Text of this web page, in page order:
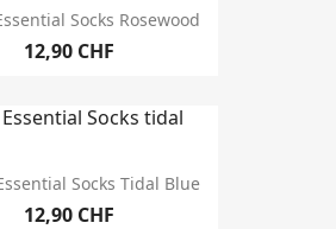
Socks Rosewood
12,90 CHF
Socks Tidal Blue
12,90 CHF